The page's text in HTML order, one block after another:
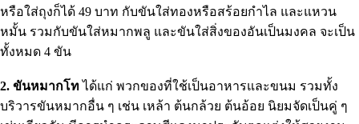
หรือใส่ถุงก็ได้ 49 บาท กับขันใส่ทองหรือสร้อยกำไล และแหวน
หมั้น รวมกับขันใส่หมากพลู และขันใส่สิ่งของอันเป็นมงคล จะเป็น
ทั้งหมด 4 ขัน
2. ขันหมากโทได้แก่ พวกของที่ใช้เป็นอาหารและขนม รวมทั้ง
บริวารขันหมากอื่น ๆ เช่น เหล้า ต้นกล้วย ต้นอ้อย นิยมจัดเป็นคู่ ๆ